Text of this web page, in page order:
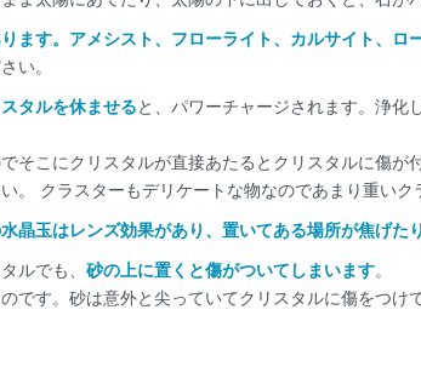
ます。アメシスト、フローライト、カルサイト、
い。
タルを休ませると、パワーチャージされます。浄化
そこにクリスタルが直接あたるとクリスタルに傷が
。 クラスターもデリケートな物なのであまり重いク
晶玉はレンズ効果があり、置いてある場所が焦げ
ルでも、 砂の上に置くと傷がついてしまいます。
です。砂は意外と尖っていてクリスタルに傷をつけ